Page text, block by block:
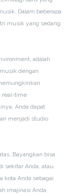
Dalam beberapa
musik yang sedang
adalah
dengan
real-time
Anda dapat
menjadi studio
Bayangkan bisa
sekitar Anda, atau
kota Anda sebagai
imajinasi Anda.